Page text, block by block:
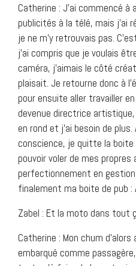
Catherine : J’ai commencé à
publicités à la télé, mais j’ai
je ne m’y retrouvais pas.
j’ai compris que je voulais
caméra, j’aimais le côté
plaisait. Je retourne donc à
pour ensuite aller travailler
devenue directrice artistique,
en rond et j’ai besoin de
conscience, je quitte la boite
pouvoir voler de mes propres
perfectionnement en gestion
finalement ma boite de pub :
Zabel : Et la moto dans tout
Catherine : Mon chum
embarqué comme